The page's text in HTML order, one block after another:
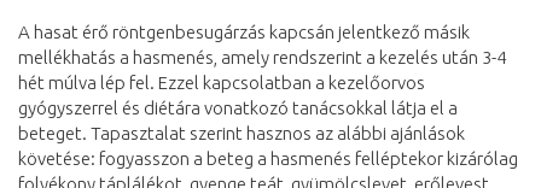
A hasat érő röntgenbesugárzás kapcsán jelentkező másik
mellékhatás a hasmenés, amely rendszerint a kezelés után 3-4
hét múlva lép fel. Ezzel kapcsolatban a kezelőorvos
gyógyszerrel és diétára vonatkozó tanácsokkal látja el a
beteget. Tapasztalat szerint hasznos az alábbi ajánlások
követése: fogyasszon a beteg a hasmenés felléptekor kizárólag